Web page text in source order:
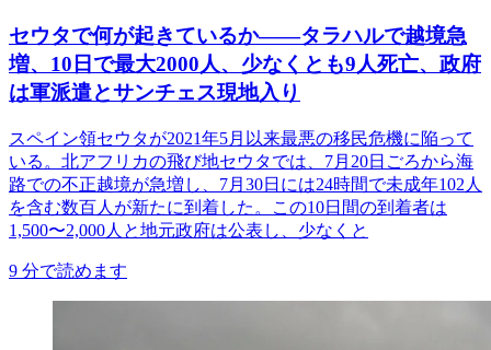
セウタで何が起きているか——タラハルで越境急
増、10日で最大2000人、少なくとも9人死亡、政府
は軍派遣とサンチェス現地入り
スペイン領セウタが2021年5月以来最悪の移民危機に陥って
いる。北アフリカの飛び地セウタでは、7月20日ごろから海
路での不正越境が急増し、7月30日には24時間で未成年102人
を含む数百人が新たに到着した。この10日間の到着者は
1,500〜2,000人と地元政府は公表し、少なくと
9 分で読めます